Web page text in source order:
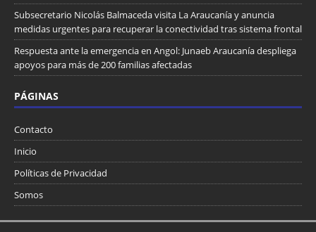
Subsecretario Nicolás Balmaceda visita La Araucanía y anuncia
medidas urgentes para recuperar la conectividad tras sistema frontal
Respuesta ante la emergencia en Angol: Junaeb Araucanía despliega
apoyos para más de 200 familias afectadas
PÁGINAS
Contacto
Inicio
Políticas de Privacidad
Somos